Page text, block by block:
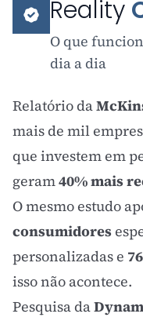
Reality
O que
dia a dia
Relatório da
mais de mil
que investem em
geram40% mais
O mesmo estudo
consumidores
personalizadas e
isso não acontece.
Pesquisa da